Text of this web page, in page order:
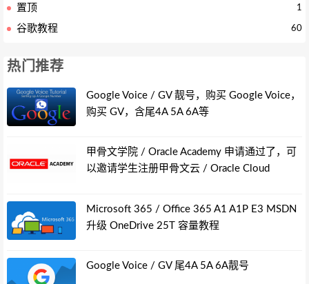
置顶 1
谷歌教程 60
热门推荐
Google Voice / GV 靓号，购买 Google Voice，
购买 GV，含尾4A 5A 6A等
甲骨文学院 / Oracle Academy 申请通过了，可
以邀请学生注册甲骨文云 / Oracle Cloud
Microsoft 365 / Office 365 A1 A1P E3 MSDN
升级 OneDrive 25T 容量教程
Google Voice / GV 尾4A 5A 6A靓号